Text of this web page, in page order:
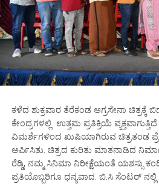
ಕಳೆದ ಶುಕ್ರವಾರ ತೆರೆಕಂಡ ಅಗ್ರಸೇನಾ ಚಿತ್ರಕ್ಕೆ
ಕೇಂದ್ರಗಳಲ್ಲಿ ಉತ್ತಮ‌ ಪ್ರತಿಕ್ರಿಯೆ
ವಿಮರ್ಶೆಗಳಿಂದ ಖುಷಿಯಾಗಿರುವ ಚಿತ್ರತಂಡ
ಅರ್ಪಿಸಿತು. ಚಿತ್ರದ ಕುರಿತು ಮಾತನಾಡಿದ
ರೆಡ್ಡಿ, ನಮ್ಮ ಸಿನಿಮಾ ನಿರೀಕ್ಷೆಯಂತೆ ಯಶಸ್ಸು
ಪ್ರತಿಯೊಬ್ಬರಿಗೂ ಧನ್ಯವಾದ. ಬಿ.ಸಿ ಸೆಂಟರ್ ನಲ್ಲಿ